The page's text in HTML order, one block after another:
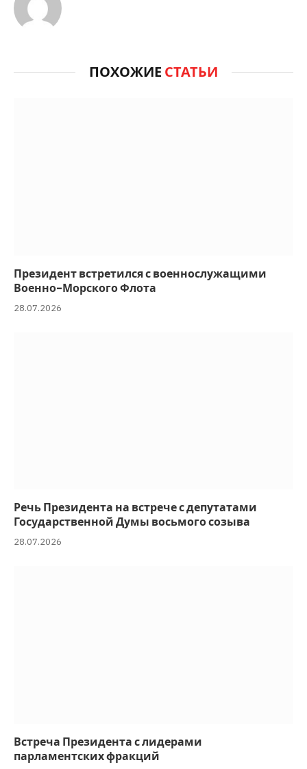
ПОХОЖИЕ СТАТЬИ
Президент встретился с военнослужащими
Военно-Морского Флота
28.07.2026
Речь Президента на встрече с депутатами
Государственной Думы восьмого созыва
28.07.2026
Встреча Президента с лидерами
парламентских фракций